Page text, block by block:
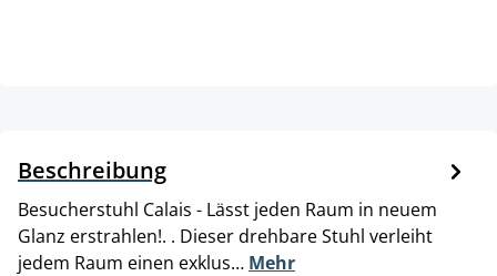
Beschreibung
Besucherstuhl Calais - Lässt jeden Raum in neuem
Glanz erstrahlen!. . Dieser drehbare Stuhl verleiht
jedem Raum einen exklus… Mehr